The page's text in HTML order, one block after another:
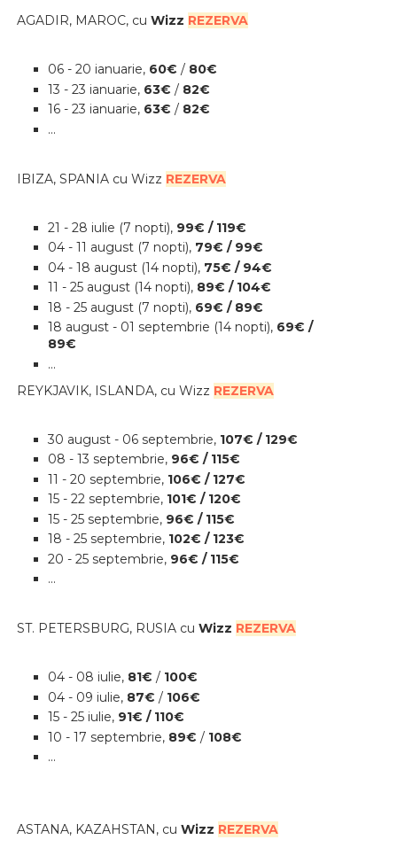
AGADIR, MAROC, cu Wizz REZERVA
06 - 20 ianuarie,60€ /80€
13 - 23 ianuarie,63€ /82€
16 - 23 ianuarie,63€ /82€
...
IBIZA, SPANIA cu Wizz REZERVA
21 - 28 iulie (7 nopti), 99€ / 119€
04- 11 august (7 nopti), 79€ / 99€
04- 18 august (14 nopti), 75€ / 94€
11 - 25 august (14 nopti), 89€ / 104€
18 - 25 august (7 nopti), 69€ / 89€
18 august - 01 septembrie (14 nopti), 69€ /
89€
...
REYKJAVIK, ISLANDA, cu Wizz REZERVA
30 august - 06 septembrie, 107€ / 129€
08 - 13 septembrie, 96€ / 115€
11 - 20 septembrie, 106€ / 127€
15 - 22 septembrie, 101€ / 120€
15 - 25 septembrie, 96€ / 115€
18 - 25 septembrie, 102€ / 123€
20 - 25 septembrie, 96€ / 115€
...
ST. PETERSBURG, RUSIA cu Wizz REZERVA
04 - 08 iulie,81€ /100€
04 - 09 iulie,87€ /106€
15 - 25 iulie,91€ /110€
10 - 17 septembrie,89€ /108€
...
ASTANA, KAZAHSTAN, cu Wizz REZERVA